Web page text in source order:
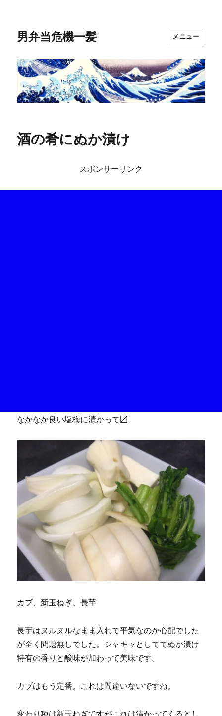
男弁当危機一髪 メニュー
酒の肴にぬか漬け
スポンサーリンク
なかなか良い塩梅に漬かって〼
カブ、新玉ねぎ、長芋
長芋はヌルヌルなまま入れて平気なのか心配でした
が全く問題無しでした。シャキッとしててぬか漬け
特有の香りと酸味が加わって美味です。
カブはもう定番。これは間違いないですね。
変わり種は新玉ねぎですがこれは漬かってくるとし